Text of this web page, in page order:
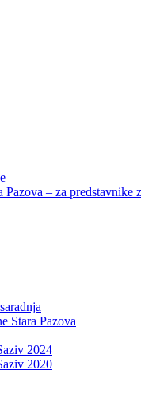
Pazova – za predstavnike
Stara Pazova
2024
2020